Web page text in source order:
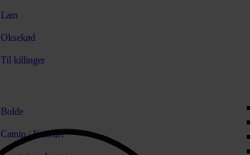
Lam
Oksekød
Til killinger
Bolde
Catnip / Katteurt